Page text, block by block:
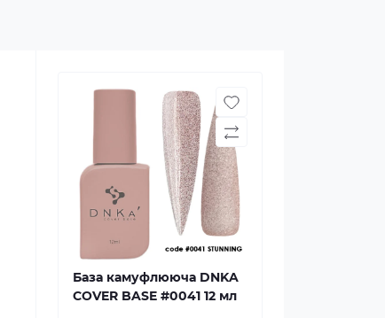
База камуфлююча DNKA
COVER BASE #0041 12 мл